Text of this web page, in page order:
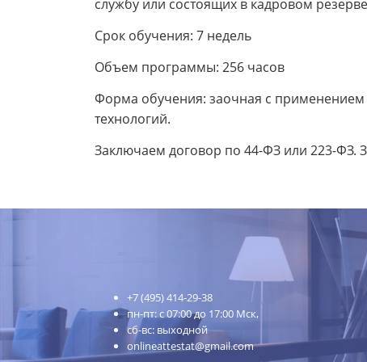
службу или состоящих в кадровом
Срок обучения: 7 недель
Объем программы: 256 часов
Форма обучения: заочная с применением
технологий.
Заключаем договор по 44-ФЗ или 223-ФЗ.
+7 (495) 414-29-38
пн-пт: с 07:00 до 17:00 Мск,
сб-вс: выходной
onlineattestat@gmail.com